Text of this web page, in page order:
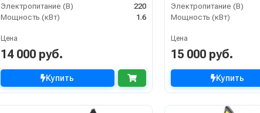
Электропитание (В)
220
Мощность (кВт)
1.6
Цена
14 000 руб.
Купить
Электропитание (В)
Мощность (кВт)
Цена
15 000 руб.
Купить